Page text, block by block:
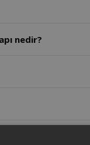
nedir?
birbirine